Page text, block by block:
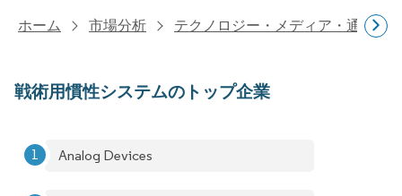
ホーム 市場分析 テクノロジー・メディア・通信研
戦術用慣性システムのトップ企業
Analog Devices